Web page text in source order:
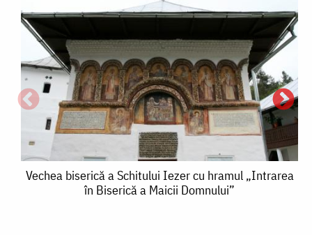
Vechea
Vechea biserică a Schitului Iezer cu hramul „Intrarea
în Biserică a Maicii Domnului”